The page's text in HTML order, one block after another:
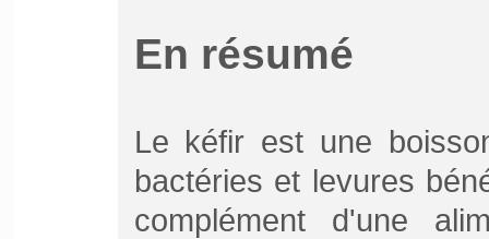
En résumé
Le kéfir est une
bactéries et levures
complément d'une